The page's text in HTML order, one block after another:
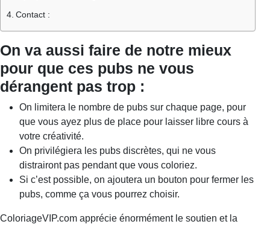
Contact :
On va aussi faire de notre mieux
pour que ces pubs ne vous
dérangent pas trop :
On limitera le nombre de pubs sur chaque page, pour
que vous ayez plus de place pour laisser libre cours à
votre créativité.
On privilégiera les pubs discrètes, qui ne vous
distrairont pas pendant que vous coloriez.
Si c’est possible, on ajoutera un bouton pour fermer les
pubs, comme ça vous pourrez choisir.
ColoriageVIP.com apprécie énormément le soutien et la